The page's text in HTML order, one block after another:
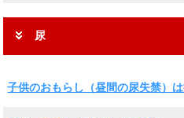
尿
子供のおもらし（昼間の尿失禁）